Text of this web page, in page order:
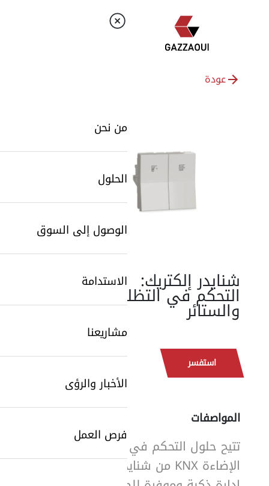
من نحن
الحلول
الوصول إلى السوق
الاستدامة
مشاريعنا
الأخبار والرؤى
فرص العمل
عودة
شنايدر إلكتريك:
التحكم في التظليل
والستائر
استفسر
المواصفات
تتيح حلول التحكم في
الإضاءة KNX من شنايدر